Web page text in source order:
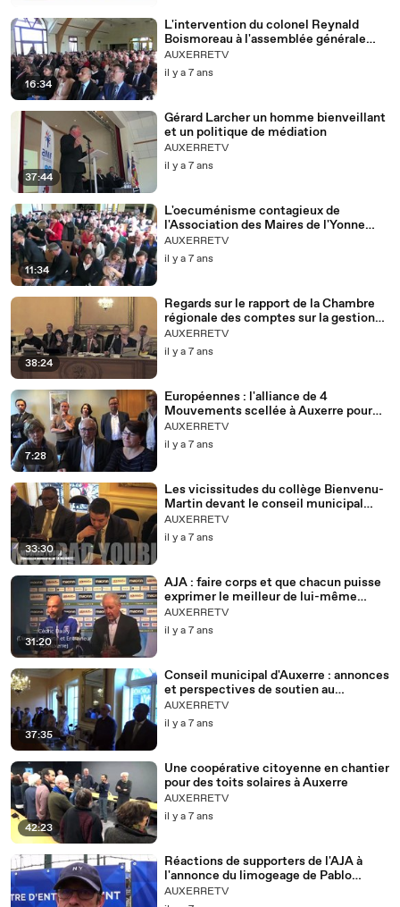
16:34
L'intervention du colonel Reynald
Boismoreau à l'assemblée générale
2019 des maires de l'Yonne
AUXERRETV
il y a 7 ans
37:44
Gérard Larcher un homme bienveillant
et un politique de médiation
AUXERRETV
il y a 7 ans
11:34
L'oecuménisme contagieux de
l'Association des Maires de l'Yonne
(AMF 89)
AUXERRETV
il y a 7 ans
38:24
Regards sur le rapport de la Chambre
régionale des comptes sur la gestion
de la Ville d'Auxerre depuis 2012
AUXERRETV
il y a 7 ans
7:28
Européennes : l'alliance de 4
Mouvements scellée à Auxerre pour
une Europe forte et intégrée et contre
les populismes
AUXERRETV
il y a 7 ans
33:30
Les vicissitudes du collège Bienvenu-
Martin devant le conseil municipal
d'Auxerre
AUXERRETV
il y a 7 ans
31:20
AJA : faire corps et que chacun puisse
exprimer le meilleur de lui-même
(Cédric Daury)
AUXERRETV
il y a 7 ans
37:35
Conseil municipal d'Auxerre : annonces
et perspectives de soutien au
commerce
AUXERRETV
il y a 7 ans
42:23
Une coopérative citoyenne en chantier
pour des toits solaires à Auxerre
AUXERRETV
il y a 7 ans
Réactions de supporters de l'AJA à
l'annonce du limogeage de Pablo
Correa
AUXERRETV